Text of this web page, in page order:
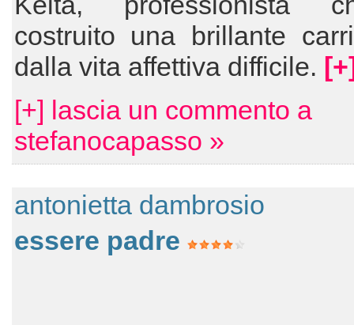
costruito una brillante
dalla vita affettiva difficile.
[+] lascia un commento a
stefanocapasso »
antonietta dambrosio
essere padre